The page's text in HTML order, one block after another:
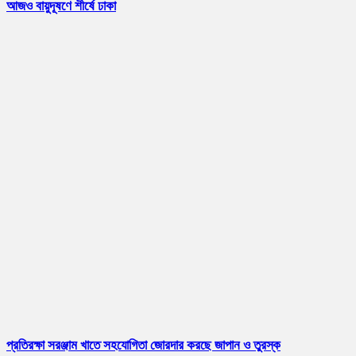
আজও বায়ুদূষণে শীর্ষে ঢাকা
প্রতিরক্ষা সরঞ্জাম খাতে সহযোগিতা জোরদার করছে জাপান ও তুরস্ক